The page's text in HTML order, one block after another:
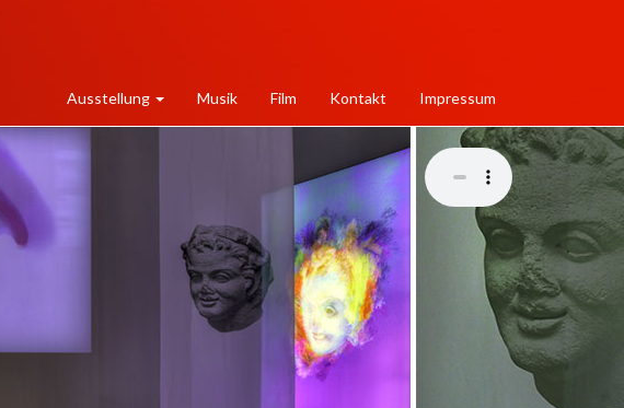
Ausstellung Musik Film Kontakt Impressum